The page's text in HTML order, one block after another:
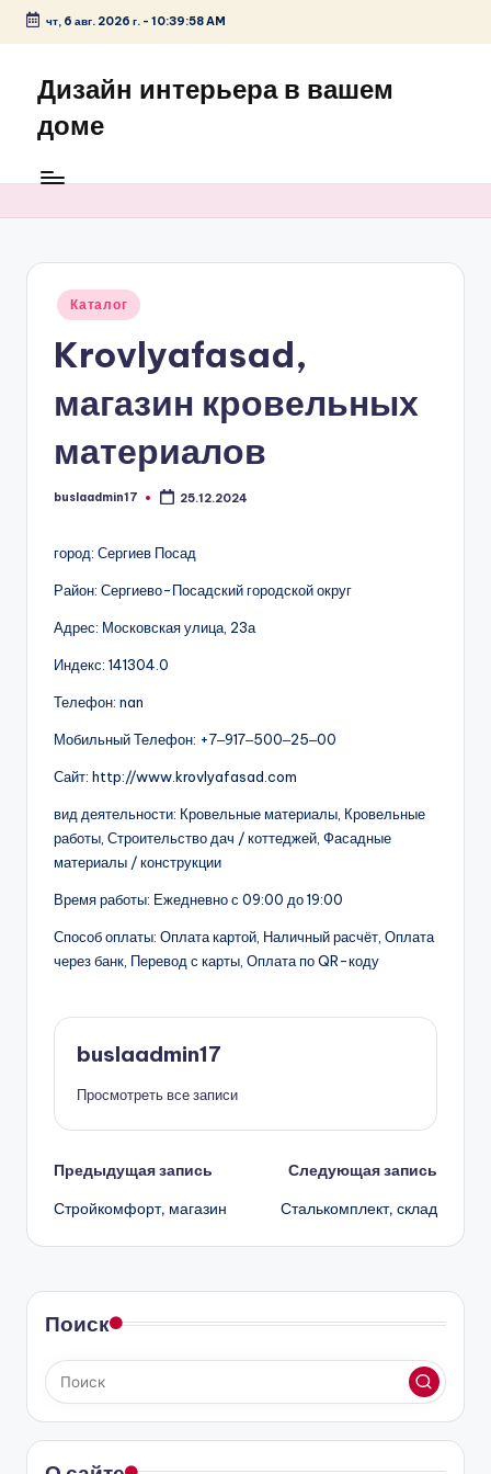
Перейти
содержимому
чт, 6 авг. 2026 г.- 10:39:58 AM
Дизайн интерьера в вашем
доме
Опубликовано
Каталог
Krovlyafasad,
магазин кровельных
материалов
Запись
buslaadmin17 25.12.2024
город: Сергиев Посад
Район: Сергиево-Посадский городской округ
Адрес: Московская улица, 23а
Индекс: 141304.0
Телефон: nan
Мобильный Телефон: +7‒917‒500‒25‒00
Сайт: http://www.krovlyafasad.com
вид деятельности: Кровельные материалы, Кровельные
работы, Строительство дач / коттеджей, Фасадные
материалы / конструкции
Время работы: Ежедневно с 09:00 до 19:00
Способ оплаты: Оплата картой, Наличный расчёт, Оплата
через банк, Перевод с карты, Оплата по QR-коду
buslaadmin17
Просмотреть все записи
Навигация
записи
Предыдущая запись
Стройкомфорт, магазин
Следующая запись
Сталькомплект, склад
Поиск